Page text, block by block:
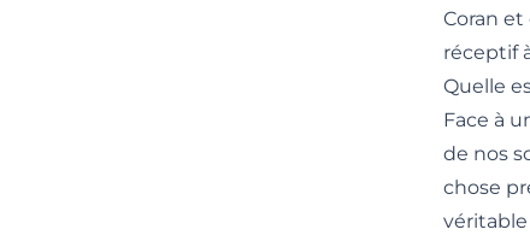
Coran
réceptif
Quelle
Face à
de nos
chose
véritable